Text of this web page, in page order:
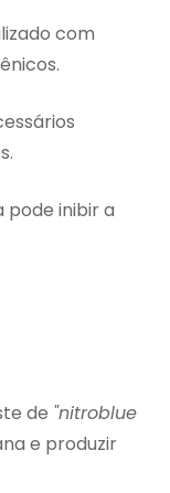
com
inibir a
de "nitroblue
e produzir